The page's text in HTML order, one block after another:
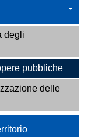
degli
pubbliche
delle